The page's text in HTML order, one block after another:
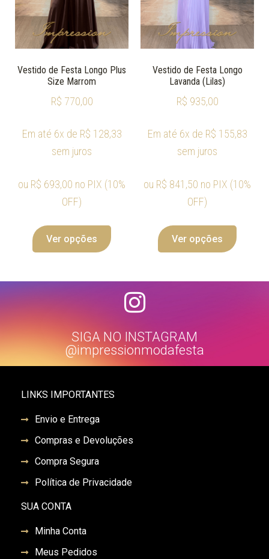
Vestido de Festa Longo Plus
Size Marrom
R$ 770,00
Em até 6x de R$ 128,33
sem juros
ou R$ 693,00 no PIX (10%
OFF)
Ver opções
Vestido de Festa Longo
Lavanda (Lilas)
R$ 935,00
Em até 6x de R$ 155,83
sem juros
ou R$ 841,50 no PIX (10%
OFF)
Ver opções
SIGA NO INSTAGRAM
@impressionmodafesta
LINKS IMPORTANTES
Envio e Entrega
Compras e Devoluções
Compra Segura
Política de Privacidade
SUA CONTA
Minha Conta
Meus Pedidos